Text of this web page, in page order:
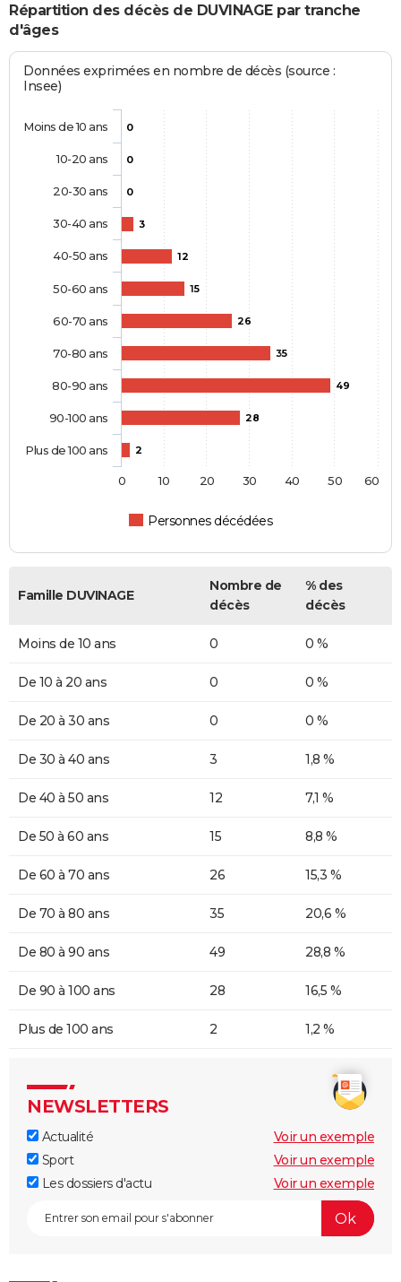
Répartition des décès de DUVINAGE par tranche
d'âges
Données exprimées en nombre de décès (source :
Insee)
0
0
0
3
12
15
26
35
49
28
2
Personnes décédées
Moins de 10 ans
10-20 ans
20-30 ans
30-40 ans
40-50 ans
50-60 ans
60-70 ans
70-80 ans
80-90 ans
90-100 ans
Plus de 100 ans
0 10 20 30 40 50 60
Famille DUVINAGE
Nombre de
décès
% des
décès
Moins de 10 ans 0 0 %
De 10 à 20 ans 0 0 %
De 20 à 30 ans 0 0 %
De 30 à 40 ans 3 1,8 %
De 40 à 50 ans 12 7,1 %
De 50 à 60 ans 15 8,8 %
De 60 à 70 ans 26 15,3 %
De 70 à 80 ans 35 20,6 %
De 80 à 90 ans 49 28,8 %
De 90 à 100 ans 28 16,5 %
Plus de 100 ans 2 1,2 %
NEWSLETTERS
Actualité
Voir un exemple
Sport
Voir un exemple
Les dossiers d'actu
Voir un exemple